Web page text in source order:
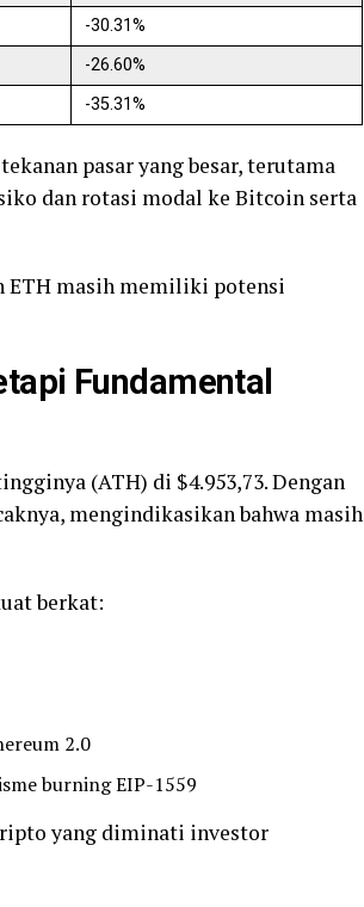
-30.31%
-26.60%
-35.31%
pasar yang besar, terutama
dan rotasi modal ke Bitcoin serta
ETH masih memiliki potensi
Fundamental
(ATH) di $4.953,73. Dengan
mengindikasikan bahwa masih
berkat:
2.0
burning EIP-1559
yang diminati investor